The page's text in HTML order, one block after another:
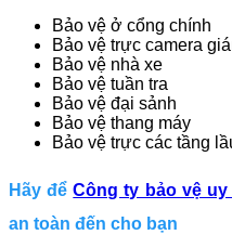
Bảo vệ ở cổng chính
Bảo vệ trực camera
Bảo vệ nhà xe
Bảo vệ tuần tra
Bảo vệ đại sảnh
Bảo vệ thang máy
Bảo vệ trực các tầng
Hãy đểCông ty bảo vệ
an toàn đến cho bạn